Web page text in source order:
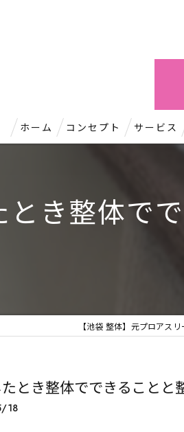
ホーム コンセプト サービス
とき整体で
【池袋 整体】元プロアス
とき整体でできることと
18